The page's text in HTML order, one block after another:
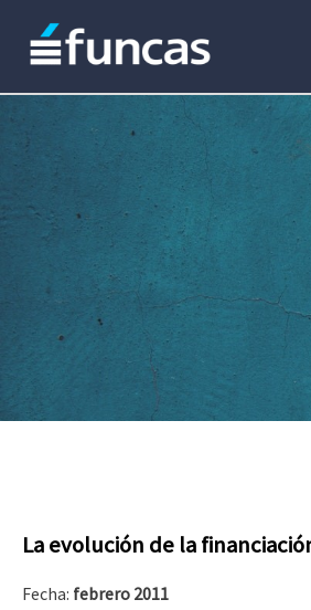
La evolución de la
Fecha: febrero 2011